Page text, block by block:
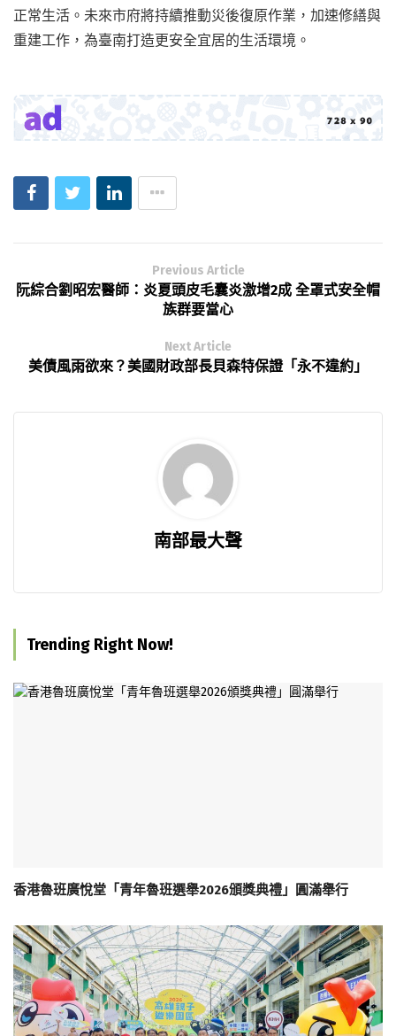
正常生活。未來市府將持續推動災後復原作業，加速修繕與
重建工作，為臺南打造更安全宜居的生活環境。
Previous Article
阮綜合劉昭宏醫師：炎夏頭皮毛囊炎激增2成 全罩式安全帽
族群要當心
Next Article
美債風雨欲來？美國財政部長貝森特保證「永不違約」
南部最大聲
Trending Right Now!
香港魯班廣悅堂「青年魯班選舉2026頒獎典禮」圓滿舉行